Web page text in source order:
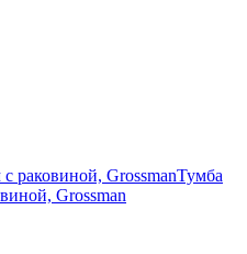
раковиной, GrossmanТумба
Grossman